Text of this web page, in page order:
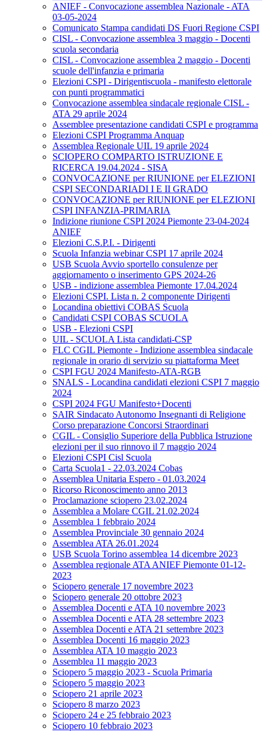
ANIEF - Convocazione assemblea Nazionale - ATA
03-05-2024
Comunicato Stampa candidati DS Fuori Regione CSPI
CISL - Convocazione assemblea 3 maggio - Docenti
scuola secondaria
CISL - Convocazione assemblea 2 maggio - Docenti
scuole dell'infanzia e primaria
Elezioni CSPI - Dirigentiscuola - manifesto elettorale
con punti programmatici
Convocazione assemblea sindacale regionale CISL -
ATA 29 aprile 2024
Assemblee presentazione candidati CSPI e programma
Elezioni CSPI Programma Anquap
Assemblea Regionale UIL 19 aprile 2024
SCIOPERO COMPARTO ISTRUZIONE E
RICERCA 19.04.2024 - SISA
CONVOCAZIONE per RIUNIONE per ELEZIONI
CSPI SECONDARIADI I E II GRADO
CONVOCAZIONE per RIUNIONE per ELEZIONI
CSPI INFANZIA-PRIMARIA
Indizione riunione CSPI 2024 Piemonte 23-04-2024
ANIEF
Elezioni C.S.P.I. - Dirigenti
Scuola Infanzia webinar CSPI 17 aprile 2024
USB Scuola Avvio sportello consulenze per
aggiornamento o inserimento GPS 2024-26
USB - indizione assemblea Piemonte 17.04.2024
Elezioni CSPI. Lista n. 2 componente Dirigenti
Locandina obiettivi COBAS Scuola
Candidati CSPI COBAS SCUOLA
USB - Elezioni CSPI
UIL - SCUOLA Lista candidati-CSP
FLC CGIL Piemonte - Indizione assemblea sindacale
regionale in orario di servizio su piattaforma Meet
CSPI FGU 2024 Manifesto-ATA-RGB
SNALS - Locandina candidati elezioni CSPI 7 maggio
2024
CSPI 2024 FGU Manifesto+Docenti
SAIR Sindacato Autonomo Insegnanti di Religione
Corso preparazione Concorsi Straordinari
CGIL - Consiglio Superiore della Pubblica Istruzione
elezioni per il suo rinnovo il 7 maggio 2024
Elezioni CSPI Cisl Scuola
Carta Scuola1 - 22.03.2024 Cobas
Assemblea Unitaria Espero - 01.03.2024
Ricorso Riconoscimento anno 2013
Proclamazione sciopero 23.02.2024
Assemblea a Molare CGIL 21.02.2024
Assemblea 1 febbraio 2024
Assemblea Provinciale 30 gennaio 2024
Assemblea ATA 26.01.2024
USB Scuola Torino assemblea 14 dicembre 2023
Assemblea regionale ATA ANIEF Piemonte 01-12-
2023
Sciopero generale 17 novembre 2023
Sciopero generale 20 ottobre 2023
Assemblea Docenti e ATA 10 novembre 2023
Assemblea Docenti e ATA 28 settembre 2023
Assemblea Docenti e ATA 21 settembre 2023
Assemblea Docenti 16 maggio 2023
Assemblea ATA 10 maggio 2023
Assemblea 11 maggio 2023
Sciopero 5 maggio 2023 - Scuola Primaria
Sciopero 5 maggio 2023
Sciopero 21 aprile 2023
Sciopero 8 marzo 2023
Sciopero 24 e 25 febbraio 2023
Sciopero 10 febbraio 2023